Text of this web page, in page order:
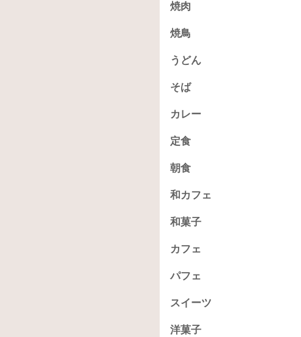
焼肉
焼鳥
うどん
そば
カレー
定食
朝食
和カフェ
和菓子
カフェ
パフェ
スイーツ
洋菓子